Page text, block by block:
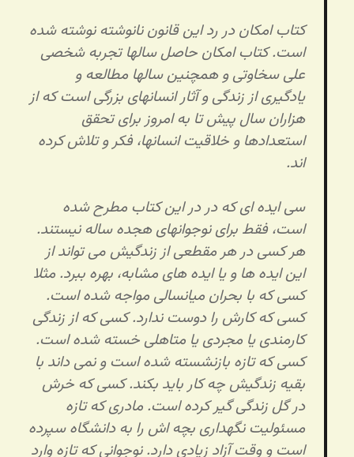
کتاب امکان در رد این قانون نانوشته نوشته شده
است. کتاب امکان حاصل سالها تجربه شخصی
علی سخاوتی و همچنین سالها مطالعه و
یادگیری از زندگی و آثار انسانهای بزرگی است که از
هزاران سال پیش تا به امروز برای تحقق
استعدادها و خلاقیت انسانها، فکر و تلاش کرده
اند.
سی ایده ای که در در این کتاب مطرح شده
است، فقط برای نوجوانهای هجده ساله نیستند.
هر کسی در هر مقطعی از زندگیش می تواند از
این ایده ها و یا ایده های مشابه، بهره ببرد. مثلا
کسی که با بحران میانسالی مواجه شده است.
کسی که کارش را دوست ندارد. کسی که از زندگی
کارمندی یا مجردی یا متاهلی خسته شده است.
کسی که تازه بازنشسته شده است و نمی داند با
بقیه زندگیش چه کار باید بکند. کسی که خرش
در گل زندگی گیر کرده است. مادری که تازه
مسئولیت نگهداری بچه اش را به دانشگاه سپرده
است و وقت آزاد زیادی دارد. نوجوانی که تازه وارد